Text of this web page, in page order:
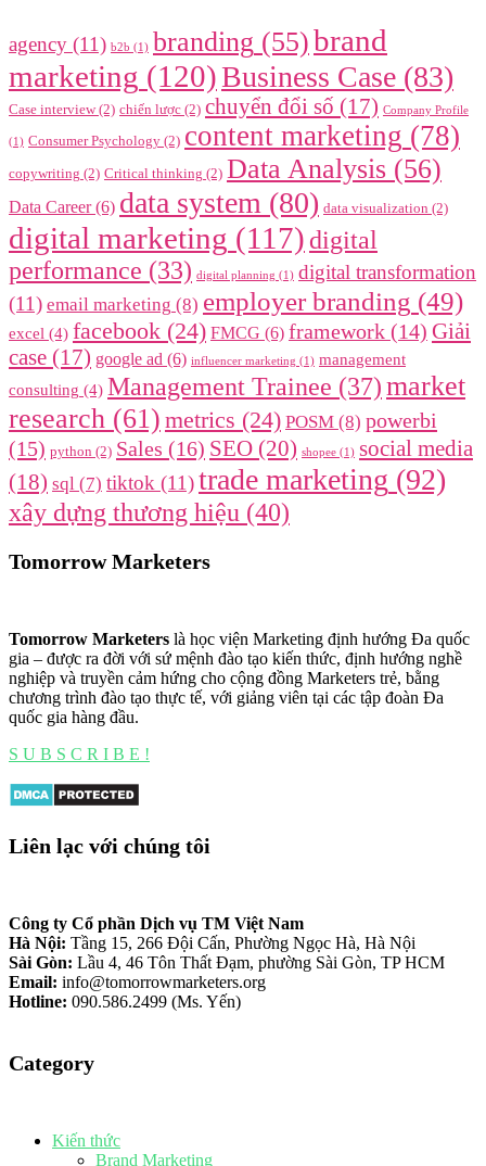
agency (11) b2b (1) branding (55)brand
marketing (120)Business Case (83)
Case interview(2) chiến lược (2) chuyển đổi số (17) Company Profile
(1) Consumer Psychology (2) content marketing (78)
copywriting (2) Critical thinking (2) Data Analysis (56)
Data Career(6) data system (80) data visualization (2)
digital marketing (117) digital
performance (33) digital planning (1) digital transformation
(11) email marketing (8) employer branding (49)
excel (4) facebook (24) FMCG (6) framework (14) Giải
case (17) google ad (6) influencer marketing (1) management
consulting (4) Management Trainee (37)market
research (61) metrics (24) POSM (8) powerbi
(15) python (2) Sales (16) SEO (20) shopee (1) social media
(18) sql (7) tiktok (11)trade marketing (92)
xây dựng thương hiệu (40)
Tomorrow Marketers
Tomorrow Marketers là học viện Marketing định hướng Đa quốc
gia – được ra đời với sứ mệnh đào tạo kiến thức, định hướng nghề
nghiệp và truyền cảm hứng cho cộng đồng Marketers trẻ, bằng
chương trình đào tạo thực tế, với giảng viên tại các tập đoàn Đa
quốc gia hàng đầu.
S U B S C R I B E !
Liên lạc với chúng tôi
Công ty Cổ phần Dịch vụ TM Việt Nam
Hà Nội: Tầng 15, 266 Đội Cấn, Phường Ngọc Hà, Hà Nội
Sài Gòn: Lầu 4, 46 Tôn Thất Đạm, phường Sài Gòn, TP HCM
Email: info@tomorrowmarketers.org
Hotline: 090.586.2499 (Ms. Yến)
Category
Kiến thức
Brand Marketing